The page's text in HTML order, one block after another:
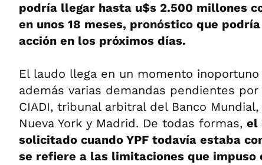
podría llegar hasta u$s 2.500 millones
en unos 18 meses, pronóstico que
acción en los próximos días.
El laudo llega en un momento inoportuno
además varias demandas pendientes
CIADI, tribunal arbitral del Banco
Nueva York y Madrid. De todas formas, el
solicitado cuando YPF todavía estaba
se refiere a las limitaciones que impuso